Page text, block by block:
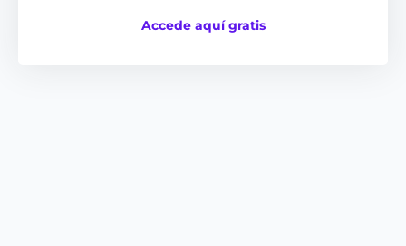
Accede aquí gratis